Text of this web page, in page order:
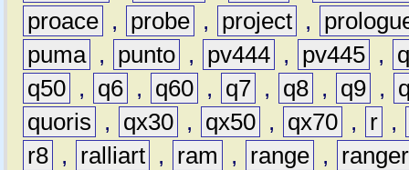
proace , probe , project ,
puma , punto , pv444 , pv445 ,
q50 , q6 , q60 , q7 , q8 , q9 ,
quoris
, qx30 , qx50 , qx70 , r ,
r8 , ralliart , ram , range ,
ranger